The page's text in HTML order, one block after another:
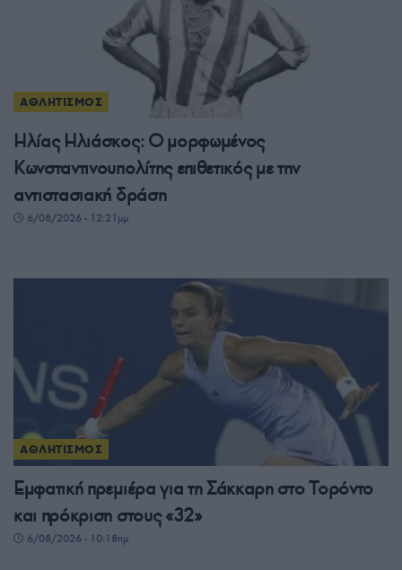
ΑΘΛΗΤΙΣΜΟΣ
Ηλίας Ηλιάσκος: Ο μορφωμένος
Κωνσταντινουπολίτης επιθετικός με την
αντιστασιακή δράση
6/08/2026 - 12:21μμ
ΑΘΛΗΤΙΣΜΟΣ
Εμφατική πρεμιέρα για τη Σάκκαρη στο Τορόντο
και πρόκριση στους «32»
6/08/2026 - 10:18πμ